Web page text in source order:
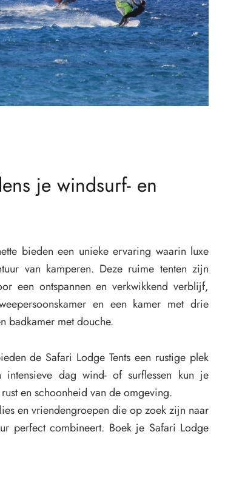
je windsurf- en
bieden een unieke ervaring waarin luxe
van kamperen. Deze ruime tenten zijn
een ontspannen en verkwikkend verblijf,
en een kamer met drie
badkamer met douche.
de Safari Lodge Tents een rustige plek
dag wind- of surflessen kun je
en schoonheid van de omgeving.
en vriendengroepen die op zoek zijn naar
perfect combineert. Boek je Safari Lodge